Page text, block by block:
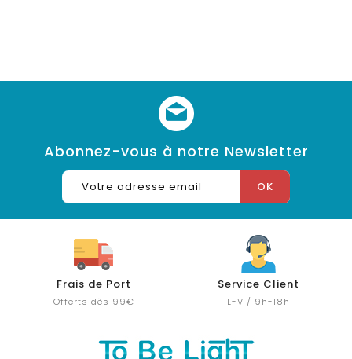
Abonnez-vous à notre Newsletter
Frais de Port
Offerts dès 99€
Service Client
L-V / 9h-18h